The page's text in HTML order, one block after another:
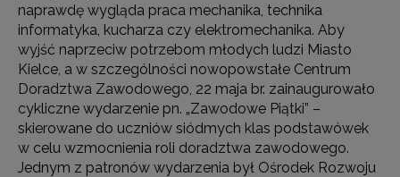
naprawdę wygląda praca mechanika, technika
informatyka, kucharza czy elektromechanika. Aby
wyjść naprzeciw potrzebom młodych ludzi Miasto
Kielce, a w szczególności nowopowstałe Centrum
Doradztwa Zawodowego, 22 maja br. zainaugurowało
cykliczne wydarzenie pn. „Zawodowe Piątki” –
skierowane do uczniów siódmych klas podstawówek
w celu wzmocnienia roli doradztwa zawodowego.
Jednym z patronów wydarzenia był Ośrodek Rozwoju